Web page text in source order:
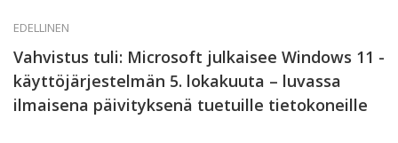
EDELLINEN
Vahvistus tuli: Microsoft julkaisee Windows 11 -
käyttöjärjestelmän 5. lokakuuta – luvassa
ilmaisena päivityksenä tuetuille tietokoneille